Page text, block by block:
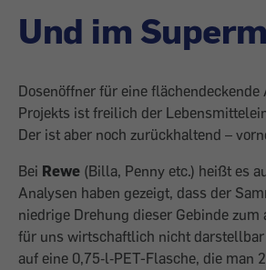
Und im
Dosenöffner für eine
Projekts ist freilich der
Der ist aber noch zurückhaltend –
Bei Rewe (Billa, Penny etc.) heißt es
Analysen haben gezeigt, dass der
niedrige Drehung dieser Gebinde
für uns wirtschaftlich nicht darstellbar
auf eine 0,75‑l‑PET-Flasche, die man